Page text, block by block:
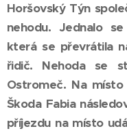
Horšovský Týn
nehodu. Jednalo
která se převrátila
řidič. Nehoda se
Ostromeč. Na
Škoda Fabia
příjezdu na místo